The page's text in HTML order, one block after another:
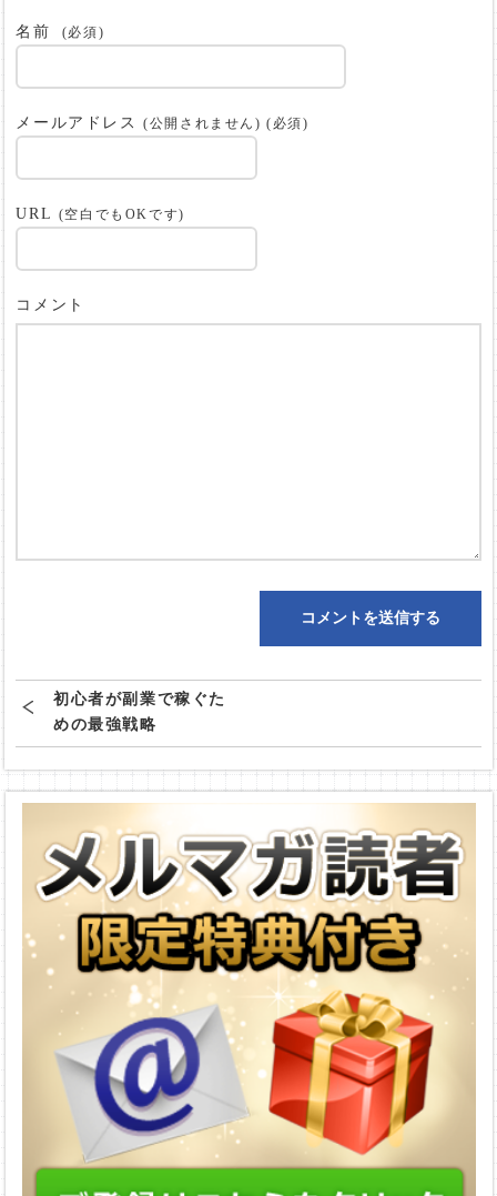
名前 (必須)
メールアドレス(公開されません) (必須)
URL (空白でもOKです)
コメント
初心者が副業で稼ぐた
めの最強戦略